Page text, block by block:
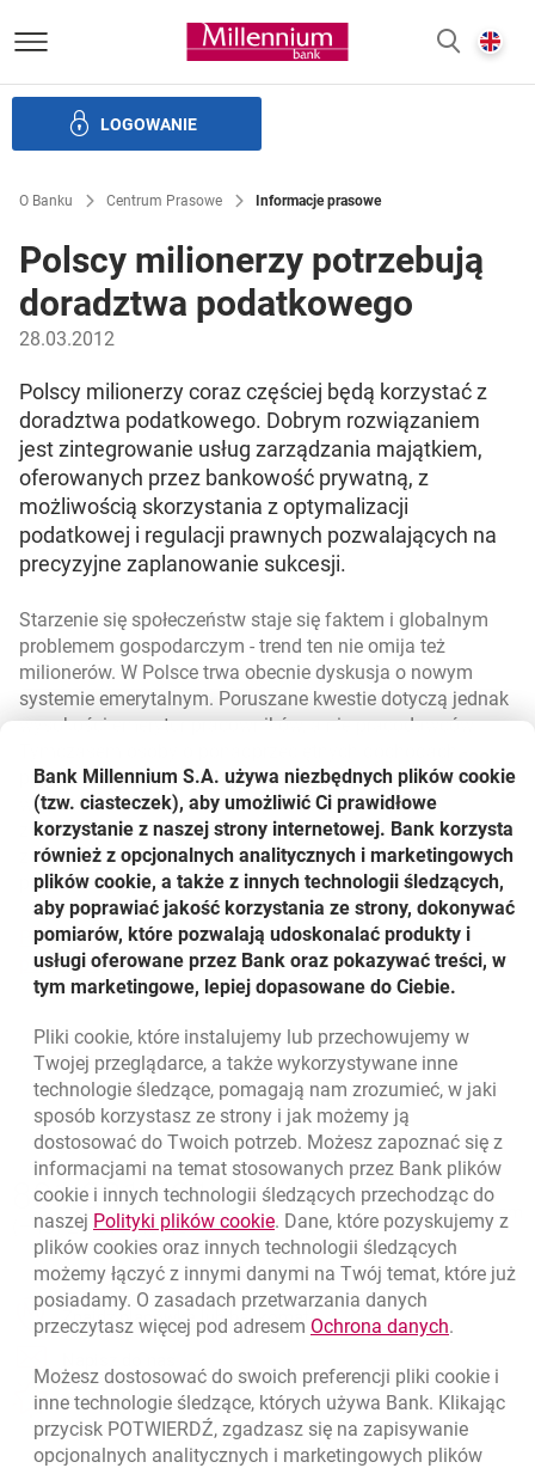
Bank Millennium homepage
LOGOWANIE
O Banku Centrum Prasowe Informacje prasowe
Polscy milionerzy potrzebują
doradztwa podatkowego
28.03.2012
Polscy milionerzy coraz częściej będą korzystać z
doradztwa podatkowego. Dobrym rozwiązaniem
jest zintegrowanie usług zarządzania majątkiem,
oferowanych przez bankowość prywatną, z
możliwością skorzystania z optymalizacji
podatkowej i regulacji prawnych pozwalających na
precyzyjne zaplanowanie sukcesji.
Starzenie się społeczeństw staje się faktem i globalnym
problemem gospodarczym - trend ten nie omija też
milionerów. W Polsce trwa obecnie dyskusja o nowym
systemie emerytalnym. Poruszane kwestie dotyczą jednak
wysokości emerytur pracowników, a nie pracodawców.
przedsiębiorcy, przedstawiciele wolnych zawodów - muszą
w sposób możliwie efektywny zadbać nie tylko o
zachowanie dotychczasowego poziomu życia po
zakończeniu aktywności zawodowej, lecz również o
przekazanie majątku następcom.
Polscy milionerzy potrzebują doradztwa podatkowego -
pełna treść informacji prasowejotwiera się w nowej karcie
Powrót do listy
Nawigacja dolna
Zadzwoń do nas
801 331 331
(+48) 22 598 40 40
Migam
Znajdź placówkę lub bankomat otwiera się w nowej karcie
Oceń nas otwiera się w nowej karcie
Bank Millennium S.A. używa niezbędnych plików cookie
(tzw. ciasteczek), aby umożliwić Ci prawidłowe
korzystanie z naszej strony internetowej. Bank korzysta
również z opcjonalnych analitycznych i marketingowych
plików cookie, a także z innych technologii śledzących,
aby poprawiać jakość korzystania ze strony, dokonywać
pomiarów, które pozwalają udoskonalać produkty i
usługi oferowane przez Bank oraz pokazywać treści, w
tym marketingowe, lepiej dopasowane do Ciebie.
Pliki cookie, które instalujemy lub przechowujemy w
Twojej przeglądarce, a także wykorzystywane inne
technologie śledzące, pomagają nam zrozumieć, w jaki
sposób korzystasz ze strony i jak możemy ją
dostosować do Twoich potrzeb. Możesz zapoznać się z
informacjami na temat stosowanych przez Bank plików
cookie i innych technologii śledzących przechodząc do
naszej Polityki plików cookielink otwiera się w nowym oknie
. Dane, które pozyskujemy z
plików cookies oraz innych technologii śledzących
możemy łączyć z innymi danymi na Twój temat, które już
posiadamy. O zasadach przetwarzania danych
przeczytasz więcej pod adresem Ochrona danychlink
.
Możesz dostosować do swoich preferencji pliki cookie i
inne technologie śledzące, których używa Bank. Klikając
przycisk POTWIERDŹ, zgadzasz się na zapisywanie
opcjonalnych analitycznych i marketingowych plików